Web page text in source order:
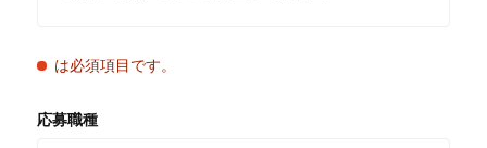
は必須項目です。
応募職種